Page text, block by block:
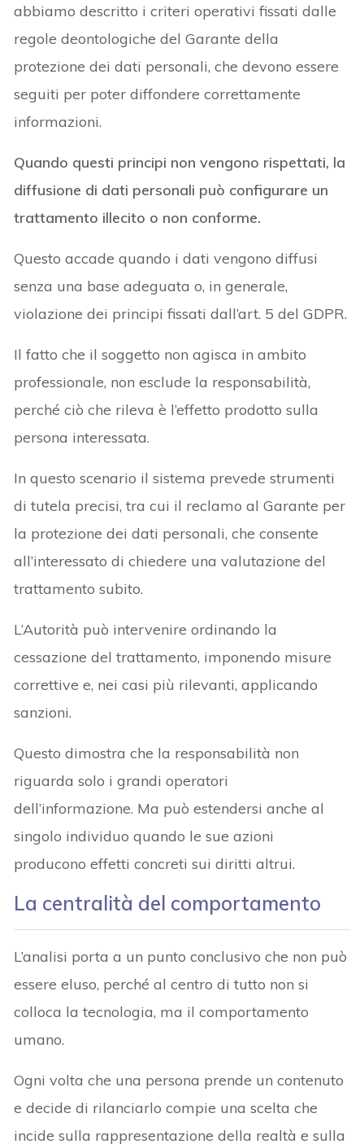
abbiamo descritto i criteri operativi fissati dalle
regole deontologiche del Garante della
protezione dei dati personali, che devono essere
seguiti per poter diffondere correttamente
informazioni.
Quando questi principi non vengono rispettati, la
diffusione di dati personali può configurare un
trattamento illecito o non conforme.
Questo accade quando i dati vengono diffusi
senza una base adeguata o, in generale,
violazione dei principi fissati dall’art. 5 del GDPR.
Il fatto che il soggetto non agisca in ambito
professionale, non esclude la responsabilità,
perché ciò che rileva è l’effetto prodotto sulla
persona interessata.
In questo scenario il sistema prevede strumenti
di tutela precisi, tra cui il reclamo al Garante per
la protezione dei dati personali, che consente
all’interessato di chiedere una valutazione del
trattamento subito.
L’Autorità può intervenire ordinando la
cessazione del trattamento, imponendo misure
correttive e, nei casi più rilevanti, applicando
sanzioni.
Questo dimostra che la responsabilità non
riguarda solo i grandi operatori
dell’informazione. Ma può estendersi anche al
singolo individuo quando le sue azioni
producono effetti concreti sui diritti altrui.
La centralità del comportamento
L’analisi porta a un punto conclusivo che non può
essere eluso, perché al centro di tutto non si
colloca la tecnologia, ma il comportamento
umano.
Ogni volta che una persona prende un contenuto
e decide di rilanciarlo compie una scelta che
incide sulla rappresentazione della realtà e sulla